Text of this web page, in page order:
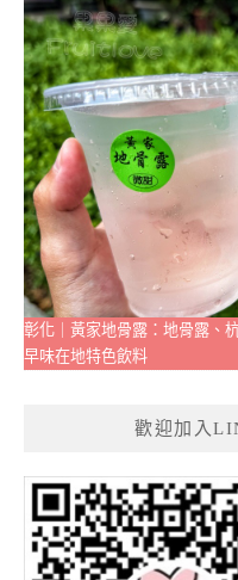
彰化｜黃家地骨露：地骨露、
早味在地特色飲料
歡迎加入